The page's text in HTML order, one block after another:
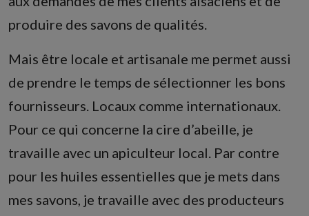
produire des savons de qualités.
Mais être locale et artisanale me permet aussi
de prendre le temps de sélectionner les bons
fournisseurs. Locaux comme internationaux.
Pour ce qui concerne la cire d’abeille, je
travaille avec un apiculteur local. Par contre
pour les huiles essentielles que je mets dans
mes savons, je travaille avec des producteurs